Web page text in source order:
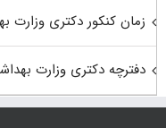
زمان کنکور دکتری وزارت
دفترچه دکتری وزارت بهداشت